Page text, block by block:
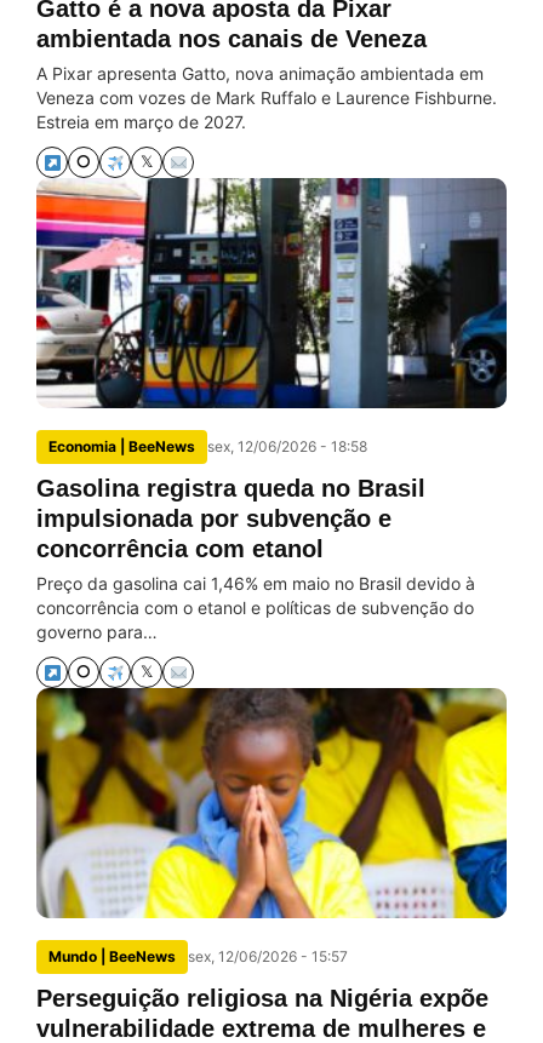
Gatto é a nova aposta da Pixar
ambientada nos canais de Veneza
A Pixar apresenta Gatto, nova animação ambientada em
Veneza com vozes de Mark Ruffalo e Laurence Fishburne.
Estreia em março de 2027.
⭘ 𝕏
Economia | BeeNews sex, 12/06/2026 - 18:58
Gasolina registra queda no Brasil
impulsionada por subvenção e
concorrência com etanol
Preço da gasolina cai 1,46% em maio no Brasil devido à
concorrência com o etanol e políticas de subvenção do
governo para…
⭘ 𝕏
Mundo | BeeNews sex, 12/06/2026 - 15:57
Perseguição religiosa na Nigéria expõe
vulnerabilidade extrema de mulheres e